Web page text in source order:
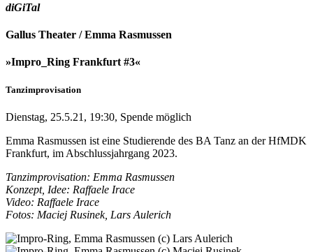
diGiTal
Gallus Theater / Emma Rasmussen
»Impro_Ring Frankfurt #3«
Tanzimprovisation
Dienstag, 25.5.21, 19:30, Spende möglich
Emma Rasmussen ist eine Studierende des BA Tanz an der HfMDK
Frankfurt, im Abschlussjahrgang 2023.
Tanzimprovisation: Emma Rasmussen
Konzept, Idee: Raffaele Irace
Video: Raffaele Irace
Fotos: Maciej Rusinek, Lars Aulerich